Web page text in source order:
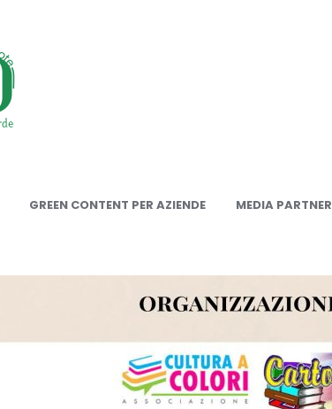
GREEN CONTENT PER AZIENDE
MEDIA PARTNER